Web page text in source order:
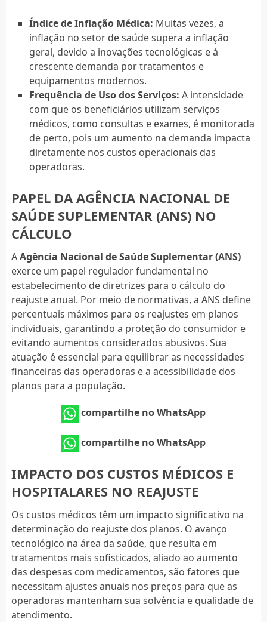
Índice de Inflação Médica: Muitas vezes, a
inflação no setor de saúde supera a inflação
geral, devido a inovações tecnológicas e à
crescente demanda por tratamentos e
equipamentos modernos.
Frequência de Uso dos Serviços: A intensidade
com que os beneficiários utilizam serviços
médicos, como consultas e exames, é monitorada
de perto, pois um aumento na demanda impacta
diretamente nos custos operacionais das
operadoras.
PAPEL DA AGÊNCIA NACIONAL DE
SAÚDE SUPLEMENTAR (ANS) NO
CÁLCULO
AAgência Nacional de Saúde Suplementar (ANS)
exerce um papel regulador fundamental no
estabelecimento de diretrizes para o cálculo do
reajuste anual. Por meio de normativas, a ANS define
percentuais máximos para os reajustes em planos
individuais, garantindo a proteção do consumidor e
evitando aumentos considerados abusivos. Sua
atuação é essencial para equilibrar as necessidades
financeiras das operadoras e a acessibilidade dos
planos para a população.
compartilhe no WhatsApp
compartilhe no WhatsApp
IMPACTO DOS CUSTOS MÉDICOS E
HOSPITALARES NO REAJUSTE
Os custos médicos têm um impacto significativo na
determinação do reajuste dos planos. O avanço
tecnológico na área da saúde, que resulta em
tratamentos mais sofisticados, aliado ao aumento
das despesas com medicamentos, são fatores que
necessitam ajustes anuais nos preços para que as
operadoras mantenham sua solvência e qualidade de
atendimento.